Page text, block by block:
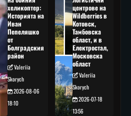
хеликоптер:
Историята на
Иван
Пепеляшко
от
Болградския
район
Valeriia
Skorych
2026-08-06
18:10
центрове на
Wildberries в
Котовск,
Тамбовска
област, и в
Електростал,
Московска
област
Valeriia
Skorych
2026-07-18
13:56